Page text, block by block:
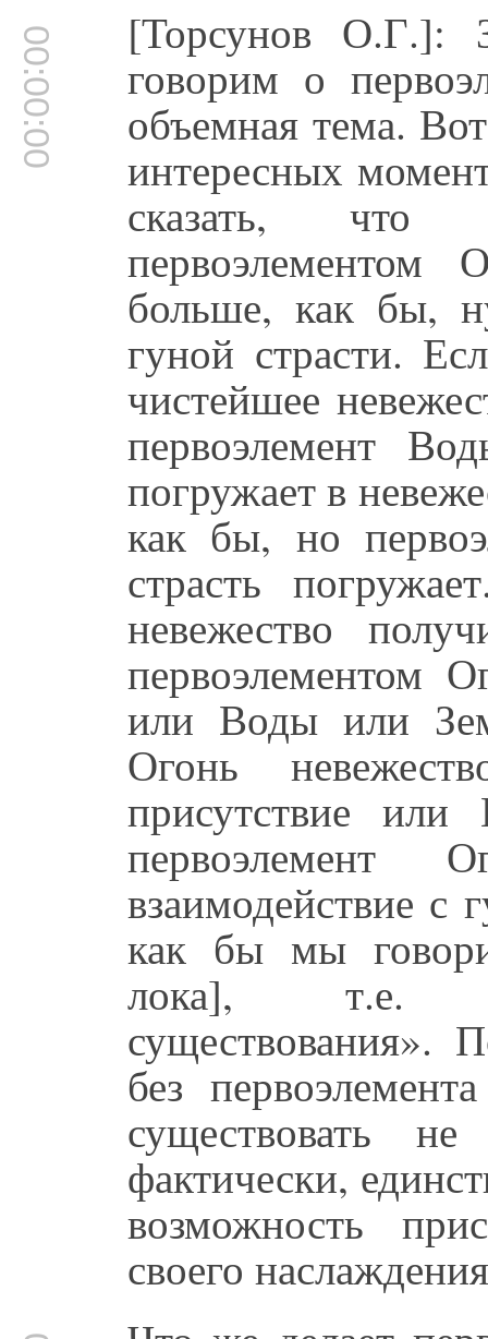
00:00:00 [Торсунов О.Г.]:
говорим о
объемная тема.
интересных
сказать, что
первоэлементом
больше, как бы,
гуной страсти.
чистейшее
первоэлемент
погружает в
как бы, но
страсть
невежество
первоэлементом
или Воды или
Огонь
присутствие
взаимодействие с
как бы мы
лока], т.е.
существования».
без
существовать
фактически,
возможность
своего